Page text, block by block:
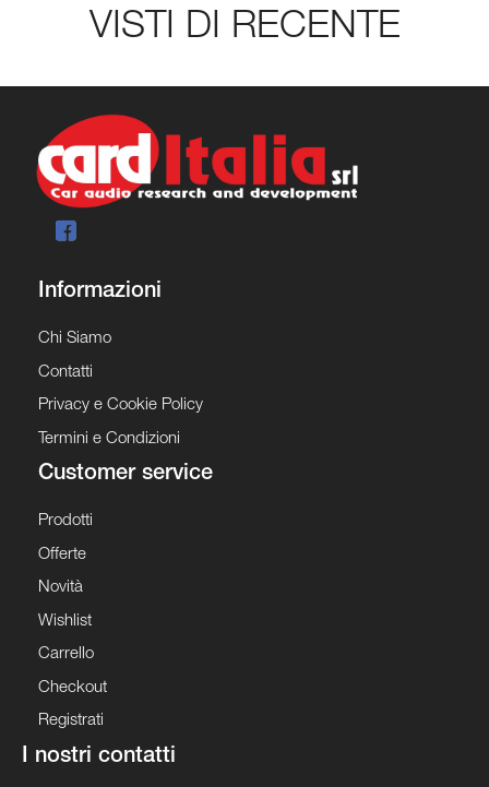
VISTI DI RECENTE
Informazioni
Chi Siamo
Contatti
Privacy e Cookie Policy
Termini e Condizioni
Customer service
Prodotti
Offerte
Novità
Wishlist
Carrello
Checkout
Registrati
I nostri contatti